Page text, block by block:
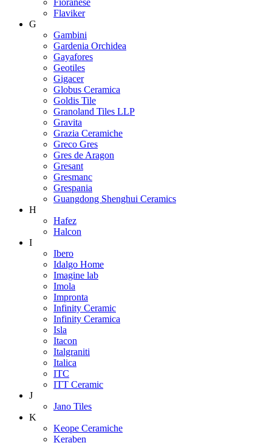
Flaviker
G
Gambini
Gardenia Orchidea
Gayafores
Geotiles
Gigacer
Globus Ceramica
Goldis Tile
Granoland Tiles LLP
Gravita
Grazia Ceramiche
Greco Gres
Gres de Aragon
Gresant
Gresmanc
Grespania
Guangdong Shenghui Ceramics
H
Hafez
Halcon
I
Ibero
Idalgo Home
Imagine lab
Imola
Impronta
Infinity Ceramic
Infinity Ceramica
Isla
Itacon
Italgraniti
Italica
ITC
ITT Ceramic
J
Jano Tiles
K
Keope Ceramiche
Keraben